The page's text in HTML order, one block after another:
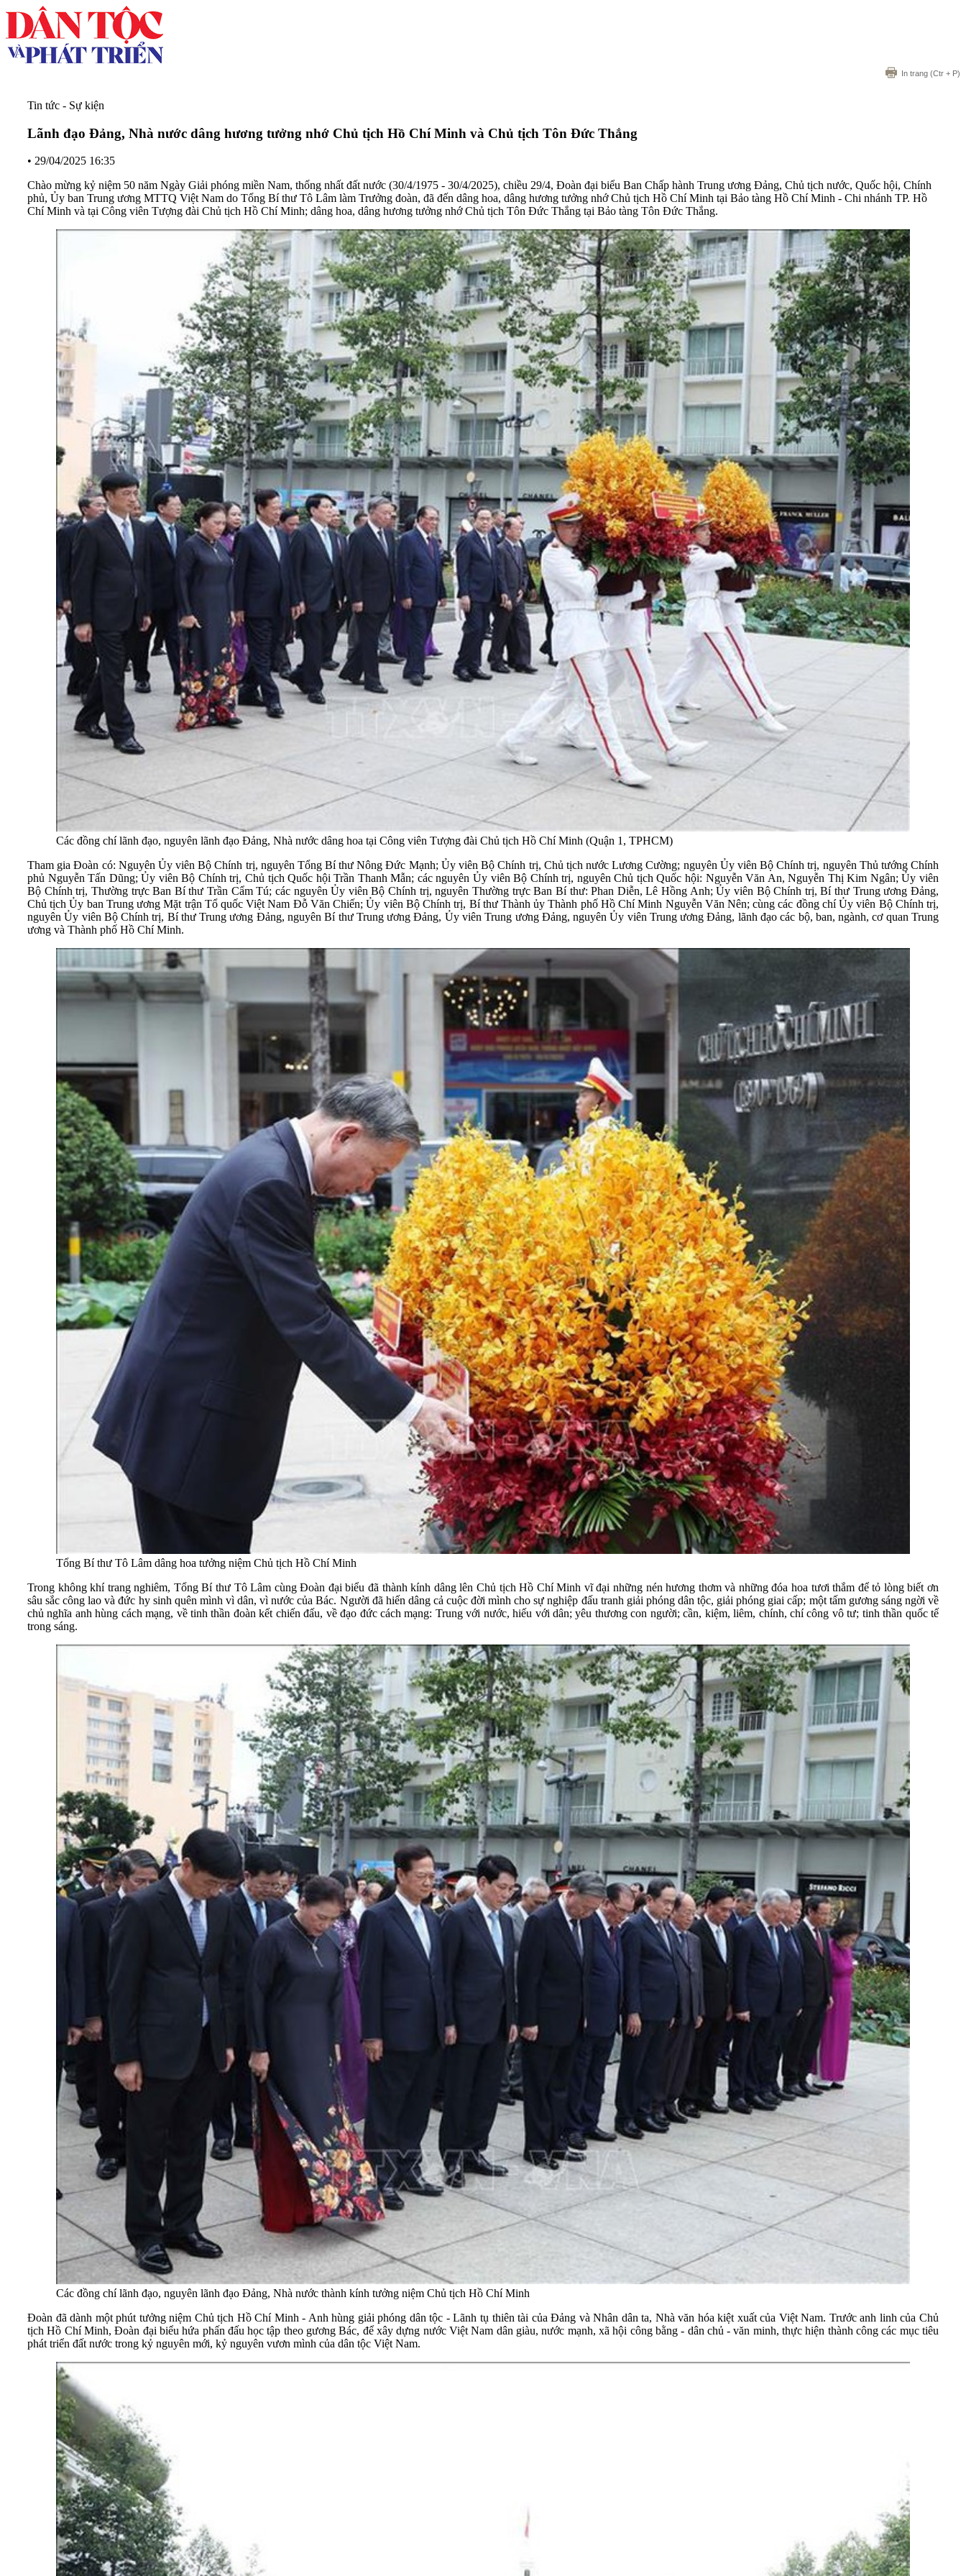
In trang (Ctr + P)
Tin tức - Sự kiện
Lãnh đạo Đảng, Nhà nước dâng hương tưởng nhớ Chủ tịch Hồ Chí Minh và Chủ tịch Tôn Đức Thắng
• 29/04/2025 16:35
Chào mừng kỷ niệm 50 năm Ngày Giải phóng miền Nam, thống nhất đất nước (30/4/1975 - 30/4/2025), chiều 29/4, Đoàn đại biểu Ban Chấp hành Trung ương Đảng, Chủ tịch nước, Quốc hội, Chính
phủ, Ủy ban Trung ương MTTQ Việt Nam do Tổng Bí thư Tô Lâm làm Trưởng đoàn, đã đến dâng hoa, dâng hương tưởng nhớ Chủ tịch Hồ Chí Minh tại Bảo tàng Hồ Chí Minh - Chi nhánh TP. Hồ
Chí Minh và tại Công viên Tượng đài Chủ tịch Hồ Chí Minh; dâng hoa, dâng hương tưởng nhớ Chủ tịch Tôn Đức Thắng tại Bảo tàng Tôn Đức Thắng.
Các đồng chí lãnh đạo, nguyên lãnh đạo Đảng, Nhà nước dâng hoa tại Công viên Tượng đài Chủ tịch Hồ Chí Minh (Quận 1, TPHCM)
Tham gia Đoàn có: Nguyên Ủy viên Bộ Chính trị, nguyên Tổng Bí thư Nông Đức Mạnh; Ủy viên Bộ Chính trị, Chủ tịch nước Lương Cường; nguyên Ủy viên Bộ Chính trị, nguyên Thủ tướng Chính
phủ Nguyễn Tấn Dũng; Ủy viên Bộ Chính trị, Chủ tịch Quốc hội Trần Thanh Mẫn; các nguyên Ủy viên Bộ Chính trị, nguyên Chủ tịch Quốc hội: Nguyễn Văn An, Nguyễn Thị Kim Ngân; Ủy viên
Bộ Chính trị, Thường trực Ban Bí thư Trần Cẩm Tú; các nguyên Ủy viên Bộ Chính trị, nguyên Thường trực Ban Bí thư: Phan Diễn, Lê Hồng Anh; Ủy viên Bộ Chính trị, Bí thư Trung ương Đảng,
Chủ tịch Ủy ban Trung ương Mặt trận Tổ quốc Việt Nam Đỗ Văn Chiến; Ủy viên Bộ Chính trị, Bí thư Thành ủy Thành phố Hồ Chí Minh Nguyễn Văn Nên; cùng các đồng chí Ủy viên Bộ Chính trị,
nguyên Ủy viên Bộ Chính trị, Bí thư Trung ương Đảng, nguyên Bí thư Trung ương Đảng, Ủy viên Trung ương Đảng, nguyên Ủy viên Trung ương Đảng, lãnh đạo các bộ, ban, ngành, cơ quan Trung
ương và Thành phố Hồ Chí Minh.
Tổng Bí thư Tô Lâm dâng hoa tưởng niệm Chủ tịch Hồ Chí Minh
Trong không khí trang nghiêm, Tổng Bí thư Tô Lâm cùng Đoàn đại biểu đã thành kính dâng lên Chủ tịch Hồ Chí Minh vĩ đại những nén hương thơm và những đóa hoa tươi thắm để tỏ lòng biết ơn
sâu sắc công lao và đức hy sinh quên mình vì dân, vì nước của Bác. Người đã hiến dâng cả cuộc đời mình cho sự nghiệp đấu tranh giải phóng dân tộc, giải phóng giai cấp; một tấm gương sáng ngời về
chủ nghĩa anh hùng cách mạng, về tinh thần đoàn kết chiến đấu, về đạo đức cách mạng: Trung với nước, hiếu với dân; yêu thương con người; cần, kiệm, liêm, chính, chí công vô tư; tinh thần quốc tế
trong sáng.
Các đồng chí lãnh đạo, nguyên lãnh đạo Đảng, Nhà nước thành kính tưởng niệm Chủ tịch Hồ Chí Minh
Đoàn đã dành một phút tưởng niệm Chủ tịch Hồ Chí Minh - Anh hùng giải phóng dân tộc - Lãnh tụ thiên tài của Đảng và Nhân dân ta, Nhà văn hóa kiệt xuất của Việt Nam. Trước anh linh của Chủ
tịch Hồ Chí Minh, Đoàn đại biểu hứa phấn đấu học tập theo gương Bác, để xây dựng nước Việt Nam dân giàu, nước mạnh, xã hội công bằng - dân chủ - văn minh, thực hiện thành công các mục tiêu
phát triển đất nước trong kỷ nguyên mới, kỷ nguyên vươn mình của dân tộc Việt Nam.